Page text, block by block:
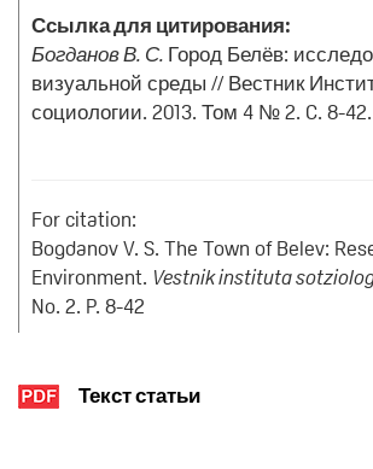
Ссылка для цитирования:
Богданов В. С. Город Белёв:
визуальной среды // Вестник
социологии. 2013. Том 4 № 2. C. 8-42.
For citation:
Bogdanov V. S. The Town of Belev:
Environment. Vestnik instituta
No. 2. P. 8-42
Текст статьи